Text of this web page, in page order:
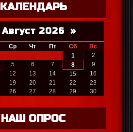
КАЛЕНДАРЬ
Август 2026 »
Ср Чт Пт Сб
Вс
1
2
5 6 7 8
9
12 13 14 15
16
19 20 21 22
23
26 27 28 29
30
НАШ ОПРОС